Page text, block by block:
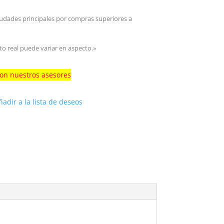
principales por compras superiores a
real puede variar en aspecto.»
nuestros asesores
a la lista de deseos